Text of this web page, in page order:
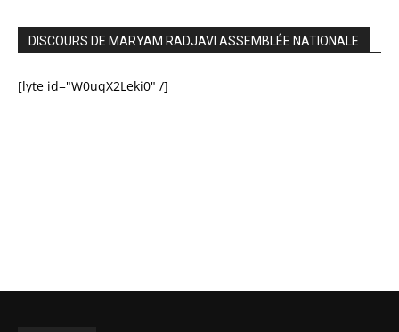
DISCOURS DE MARYAM RADJAVI ASSEMBLÉE NATIONALE
[lyte id="W0uqX2Leki0" /]